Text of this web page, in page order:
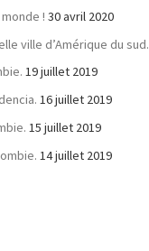
! 30 avril 2020
ville d’Amérique du sud.
19 juillet 2019
16 juillet 2019
15 juillet 2019
14 juillet 2019